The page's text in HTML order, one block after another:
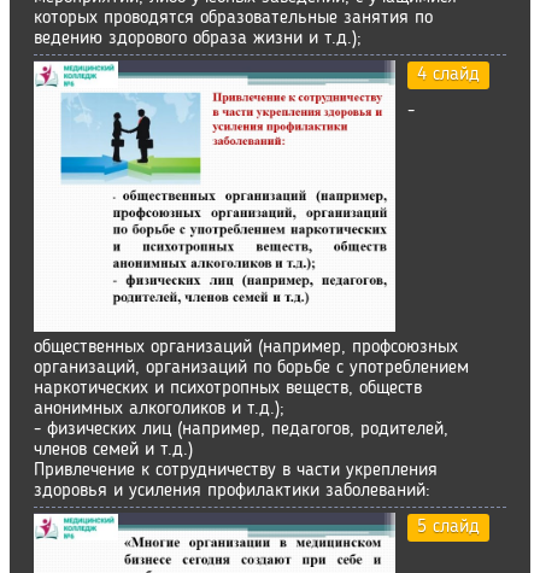
которых проводятся образовательные занятия по
ведению здорового образа жизни и т.д.);
4 слайд
-
общественных организаций (например, профсоюзных
организаций, организаций по борьбе с употреблением
наркотических и психотропных веществ, обществ
анонимных алкоголиков и т.д.);
- физических лиц (например, педагогов, родителей,
членов семей и т.д.)
Привлечение к сотрудничеству в части укрепления
здоровья и усиления профилактики заболеваний:
5 слайд